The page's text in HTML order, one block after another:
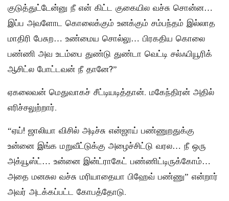
குடுத்துட்டேன்னு நீ என் கிட்ட குகையில வச்சு சொன்ன…
இப்ப அவளோட கொலைக்கும் உனக்கும் சம்பந்தம் இல்லாத
மாதிரி பேசுற… உண்மைய சொல்லு… பிரகதிய கொலை
பண்ணி அவ உடம்பை துண்டு துண்டா வெட்டி சல்ஃபியூரிக்
ஆசிட்ல போட்டவன் நீ தானே?”
ஏகலைவன் மெதுவாகச் சீட்டியடித்தான். மகேந்திரன் அதில்
எரிச்சலுற்றார்.
“ஏய்! ஜாலியா விசில் அடிச்சு என்ஜாய் பண்ணுறதுக்கு
உன்னை இங்க மறுவீட்டுக்கு அழைச்சிட்டு வரல… நீ ஒரு
அக்யூஸ்ட்… உன்னை இன்ட்ராகேட் பண்ணிட்டிருக்கோம்…
அதை மனசுல வச்சு மரியாதையா பிஹேவ் பண்ணு” என்றார்
அவர் அடக்கப்பட்ட கோபத்தோடு.